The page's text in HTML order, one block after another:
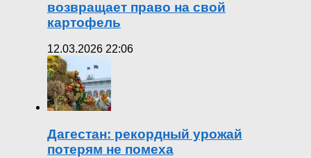
возвращает право на свой
картофель
12.03.2026 22:06
Дагестан: рекордный урожай
потерям не помеха